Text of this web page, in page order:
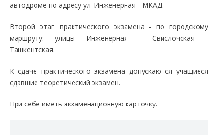
автодроме по адресу ул. Инженерная - МКАД.
Второй этап практического экзамена - по городскому
маршруту: улицы Инженерная - Свислочская -
Ташкентская.
К сдаче практического экзамена допускаются учащиеся
сдавшие теоретический экзамен.
При себе иметь экзаменационную карточку.